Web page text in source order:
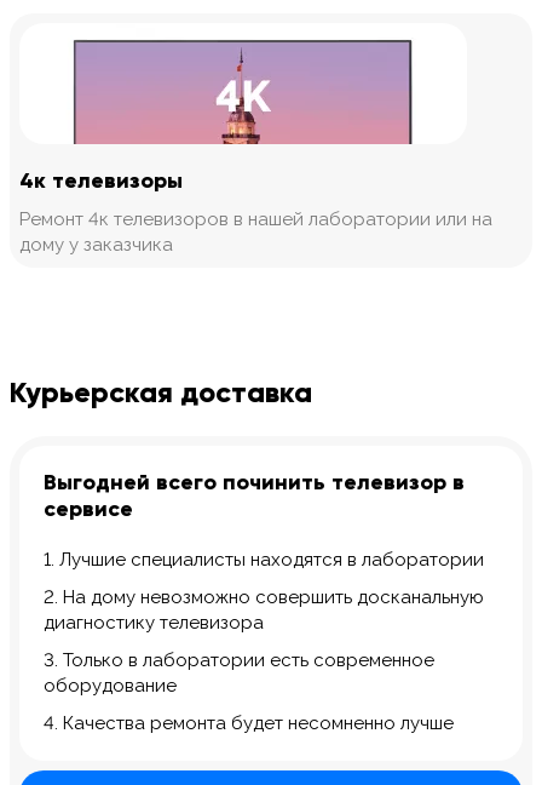
4к телевизоры
Ремонт 4к телевизоров в нашей лаборатории или на
дому у заказчика
Курьерская доставка
Выгодней всего починить телевизор в
сервисе
1. Лучшие специалисты находятся в лаборатории
2. На дому невозможно совершить досканальную
диагностику телевизора
3. Только в лаборатории есть современное
оборудование
4. Качества ремонта будет несомненно лучше